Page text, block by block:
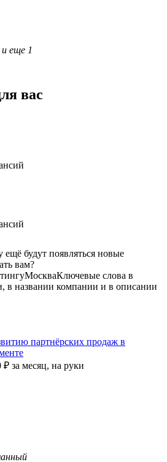
и еще 1
вас
будут появляться новые
вам?
МоскваКлючевые слова в
в названии компании и в описании
партнёрских продаж в
₽ за месяц, на руки